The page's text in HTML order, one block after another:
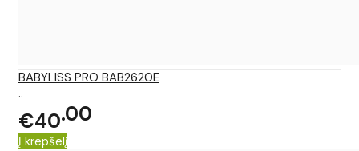
BABYLISS PRO BAB2620E
..
€40 00
Į krepšelį